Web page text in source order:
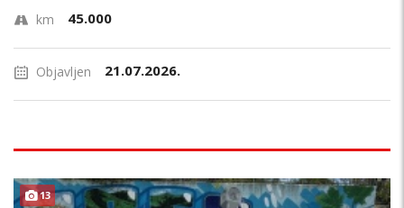
km 45.000
Objavljen 21.07.2026.
13